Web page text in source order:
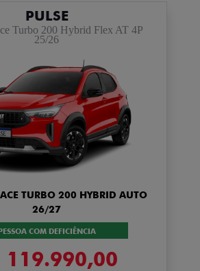
PULSE
Turbo 200 Hybrid Flex AT 4P
25/26
TURBO 200 HYBRID AUTO
26/27
COM DEFICIÊNCIA
119.990,00